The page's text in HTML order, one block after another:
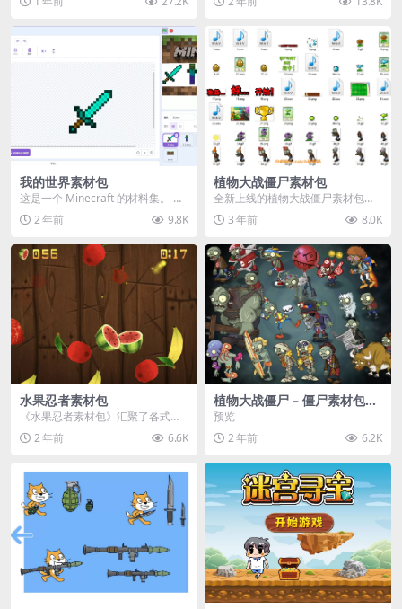
涵盖角色、背景、动...
我的世界素材包
这是一个 Minecraft 的材料集。 操
作方法如下： 工具 → 右箭头 怪物...
2 年前 9.8K
植物大战僵尸素材包
全新上线的植物大战僵尸素材包，
内含48个精选资源，涵盖角色、场
景、音效等多样内容...
3 年前 8.0K
水果忍者素材包
《水果忍者素材包》汇聚了各式鲜
美诱人的水果图像与清脆悦耳的切
割音效，专为追求极致...
2 年前 6.6K
植物大战僵尸 – 僵尸素材包
【可预览】
预览
2 年前
6.2K